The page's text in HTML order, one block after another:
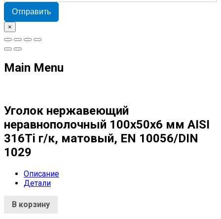
Отправить
×
Main Menu
Уголок нержавеющий
неравнополочный 100х50х6 мм AISI
316Ti г/к, матовый, EN 10056/DIN
1029
Описание
Детали
В корзину